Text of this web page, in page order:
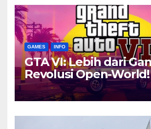
GAMES INFO
GTA VI: Lebih dari
Revolusi Open-World!